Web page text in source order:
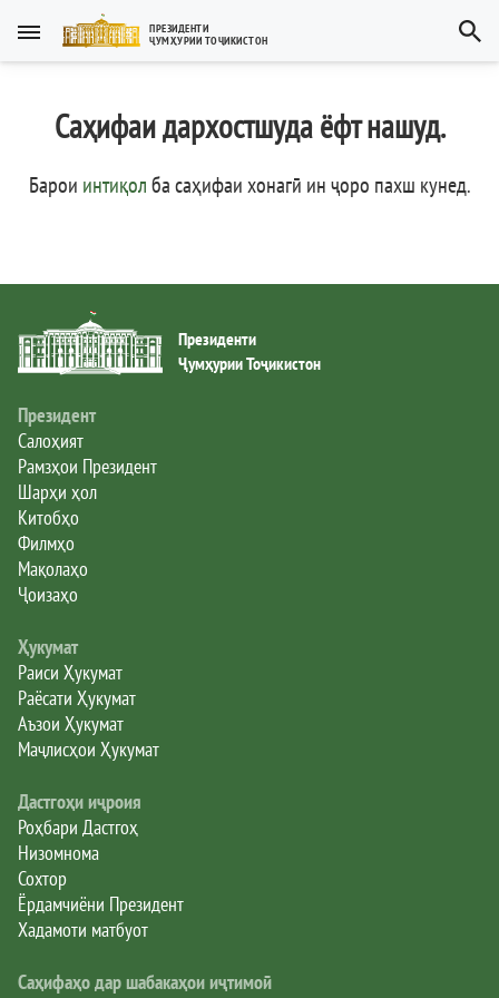
ПРЕЗИДЕНТИ
ҶУМҲУРИИ ТОҶИКИСТОН
Тоҷикӣ
Тоҷикӣ
English
العربية
Тоҷикистон
Рамзҳои давлатӣ
Президент
Ҳукумат
Дастгоҳи иҷроия
Нома ба Президент
Саҳифаи дархостшуда ёфт нашуд.
Барои интиқолба саҳифаи хонагӣ ин ҷоро пахш кунед.
Президенти
Ҷумҳурии Тоҷикистон
Президент
Салоҳият
Рамзҳои Президент
Шарҳи ҳол
Китобҳо
Филмҳо
Мақолаҳо
Ҷоизаҳо
Ҳукумат
Раиси Ҳукумат
Раёсати Ҳукумат
Аъзои Ҳукумат
Маҷлисҳои Ҳукумат
Дастгоҳи иҷроия
Роҳбари Дастгоҳ
Низомнома
Сохтор
Ёрдамчиёни Президент
Хадамоти матбуот
Саҳифаҳо дар шабакаҳои иҷтимоӣ